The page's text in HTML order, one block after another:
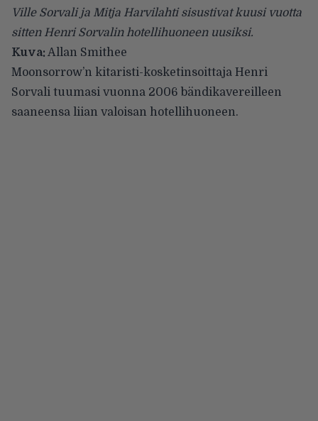
Ville Sorvali ja Mitja Harvilahti sisustivat kuusi vuotta
sitten Henri Sorvalin hotellihuoneen uusiksi.
Kuva: Allan Smithee
Moonsorrow’n kitaristi-kosketinsoittaja Henri
Sorvali tuumasi vuonna 2006 bändikavereilleen
saaneensa liian valoisan hotellihuoneen.